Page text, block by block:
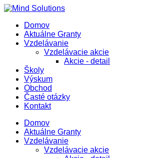
Domov
Aktuálne Granty
Vzdelávanie
Vzdelávacie akcie
Akcie - detail
Školy
Výskum
Obchod
Časté otázky
Kontakt
Domov
Aktuálne Granty
Vzdelávanie
Vzdelávacie akcie